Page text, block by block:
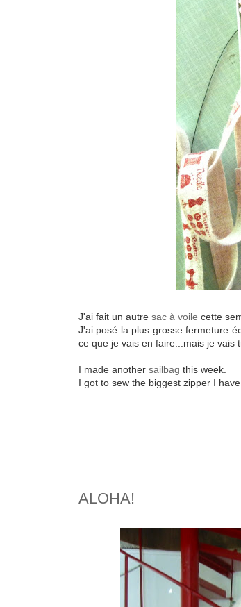
J'ai fait un autre sac à voile cette
J'ai posé la plus grosse fermeture
ce que je vais en faire...mais je vais
I made another sailbag this week.
I got to sew the biggest zipper I
ALOHA!